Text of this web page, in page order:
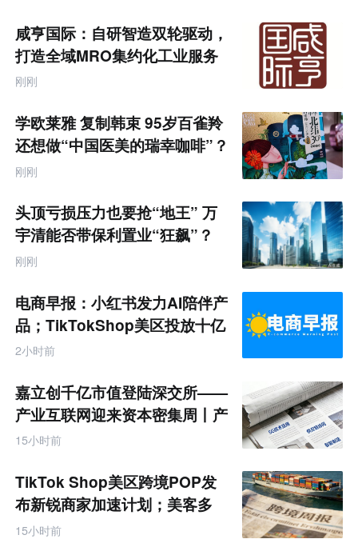
咸亨国际：自研智造双轮驱动，
打造全域MRO集约化工业服务
商
刚刚
学欧莱雅 复制韩束 95岁百雀羚
还想做“中国医美的瑞幸咖啡”？
刚刚
头顶亏损压力也要抢“地王” 万
宇清能否带保利置业“狂飙”？
刚刚
电商早报：小红书发力AI陪伴产
品；TikTokShop美区投放十亿
2小时前
嘉立创千亿市值登陆深交所——
产业互联网迎来资本密集周丨产
业互联网周报
15小时前
TikTok Shop美区跨境POP发
布新锐商家加速计划；美客多
Q2营收同增50%丨跨境电商周
15小时前